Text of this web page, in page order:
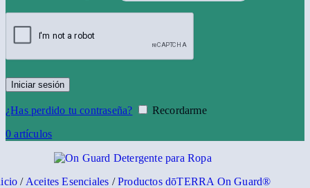
Iniciar sesión
¿Has perdido tu contraseña?
Recordarme
0artículos
/ Aceites Esenciales / Productos dōTERRA On Guard®